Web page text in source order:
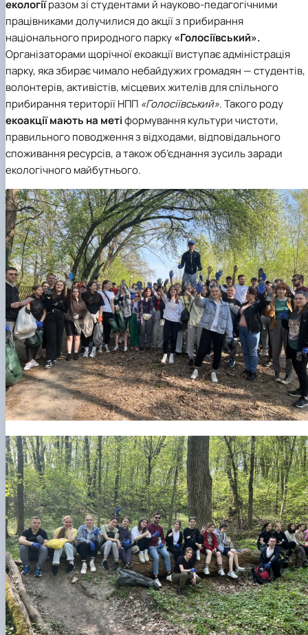
екологіїразом зі студентами й науково-педагогічними
працівниками долучилися до акції з прибирання
національного природного парку«Голосіївський».
Організаторами щорічної екоакції виступає адміністрація
парку, яка збирає чимало небайдужих громадян — студентів,
волонтерів, активістів, місцевих жителів для спільного
прибирання території НПП «Голосіївський».Такого роду
екоакції мають на метіформування культури чистоти,
правильного поводження з відходами, відповідального
споживання ресурсів, а також об’єднання зусиль заради
екологічного майбутнього.